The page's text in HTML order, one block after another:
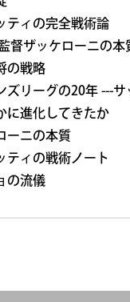
ティの完全戦術論
督ザッケローニの本
の戦略
ズリーグの20年 ---
に進化してきたか
ーニの本質
ティの戦術ノート
の流儀